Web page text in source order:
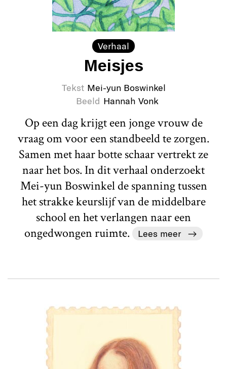
Verhaal
Meisjes
Tekst Mei-yun Boswinkel
Beeld Hannah Vonk
Op een dag krijgt een jonge vrouw de
vraag om voor een standbeeld te zorgen.
Samen met haar botte schaar vertrekt ze
naar het bos. In dit verhaal onderzoekt
Mei-yun Boswinkel de spanning tussen
het strakke keurslijf van de middelbare
school en het verlangen naar een
ongedwongen ruimte.
Lees meer